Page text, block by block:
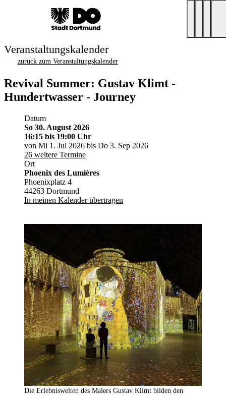
Veranstaltungskalender
zurück zum Veranstaltungskalender
Revival Summer: Gustav Klimt -
Hundertwasser - Journey
Datum
So 30. August 2026
16:15 bis 19:00 Uhr
von Mi 1. Jul 2026 bis Do 3. Sep 2026
26 weitere Termine
Ort
Phoenix des Lumières
Phoenixplatz 4
44263 Dortmund
In meinen Kalender übertragen
Die Erlebniswelten des Malers Gustav Klimt bilden den